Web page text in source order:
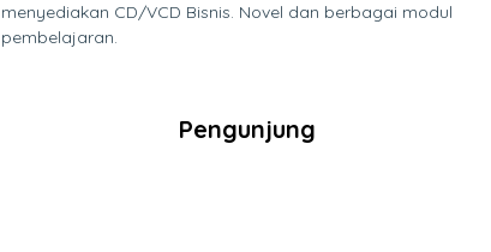
menyediakan CD/VCD Bisnis. Novel dan berbagai modul
pembelajaran.
Pengunjung